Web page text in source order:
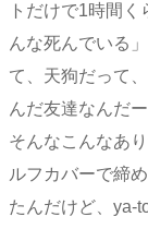
トだけで1時間
んな死んでいる
て、天狗だって
んだ友達なんだ
そんなこんなあ
ルフカバーで締
たんだけど、ya-